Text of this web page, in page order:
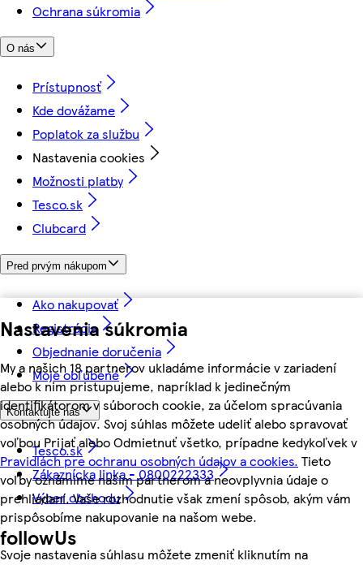
Nastavenia súkromia
My a našich 18 partnerov ukladáme informácie v zariadení
alebo k nim pristupujeme, napríklad k jedinečným
identifikátorom v súboroch cookie, za účelom spracúvania
osobných údajov. Svoj súhlas môžete udeliť alebo spravovať
voľbou Prijať alebo Odmietnuť všetko, prípadne kedykoľvek v
Pravidlách pre ochranu osobných údajov a cookies. Tieto
voľby oznámime našim partnerom a neovplyvnia údaje o
prehliadaní. Vaše rozhodnutie však zmení spôsob, akým vám
prispôsobíme nakupovanie na našom webe.
Svoje nastavenia súhlasu môžete zmeniť kliknutím na
Ochrana súkromia
O nás
Prístupnosť
Kde dovážame
Poplatok za službu
Nastavenia cookies
Možnosti platby
Tesco.sk
Clubcard
Pred prvým nákupom
Ako nakupovať
Registrácia
Objednanie doručenia
Moje obľúbené
Kontaktujte nás
Tesco.sk
Zákaznícka linka - 0800222333
Výber obchodu
followUs